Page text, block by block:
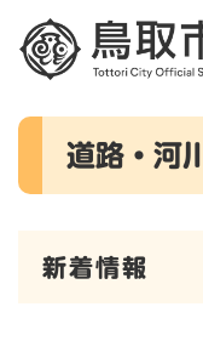
メ
本
道路・河川
新着情報